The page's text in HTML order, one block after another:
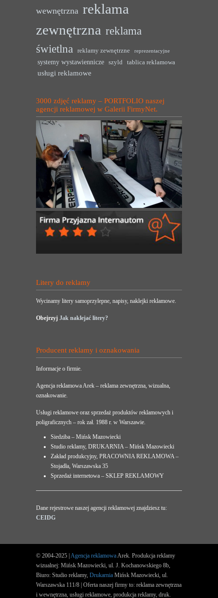
wewnętrzna reklama
zewnętrzna reklama
świetlna
reklamy zewnętrzne reprezentacyjne
systemy wystawiennicze szyld tablica reklamowa
usługi reklamowe
3000 zdjęć reklamy – PORTFOLIO naszej
agencji reklamowej w Galerii FirmyNet.
Litery do reklamy
Wycinamy litery samoprzylepne, napisy, naklejki reklamowe.
Obejrzyj Jak naklejać litery?
Producent reklamy i oznakowania
Informacje o firmie.
Agencja reklamowa Arek – reklama zewnętrzna, wizualna,
oznakowanie.
Usługi reklamowe oraz sprzedaż produktów reklamowych i
poligraficznych – rok zał. 1988 r. w Warszawie.
Siedziba – Mińsk Mazowiecki
Studio reklamy, DRUKARNIA – Mińsk Mazowiecki
Zakład produkcyjny, PRACOWNIA REKLAMOWA –
Stojadła, Warszawska 35
Sprzedaż internetowa – SKLEP REKLAMOWY
Dane rejestrowe naszej agencji reklamowej znajdziesz tu:
CEIDG
© 2004-2025 | Agencja reklamowa Arek. Produkcja reklamy
wizualnej: Mińsk Mazowiecki, ul. J. Kochanowskiego 8b,
Biuro: Studio reklamy, Drukarnia Mińsk Mazowiecki, ul.
Warszawska 111/8 | Oferta naszej firmy to: reklama zewnętrzna
i wewnętrzna, usługi reklamowe, produkcja reklamy, druk.